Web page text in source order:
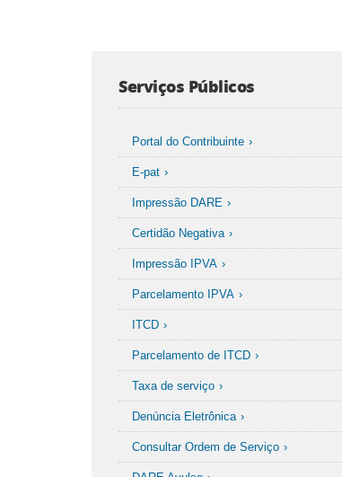
DARE Avulso
Denúncia Eletrônica
DFe Download
Estrutura Básica
Fundo de Participação dos Municípos
Serviços Públicos
Portal do Contribuinte
E-pat
Impressão DARE
Certidão Negativa
Impressão IPVA
Parcelamento IPVA
ITCD
Parcelamento de ITCD
Taxa de serviço
Denúncia Eletrônica
Consultar Ordem de Serviço